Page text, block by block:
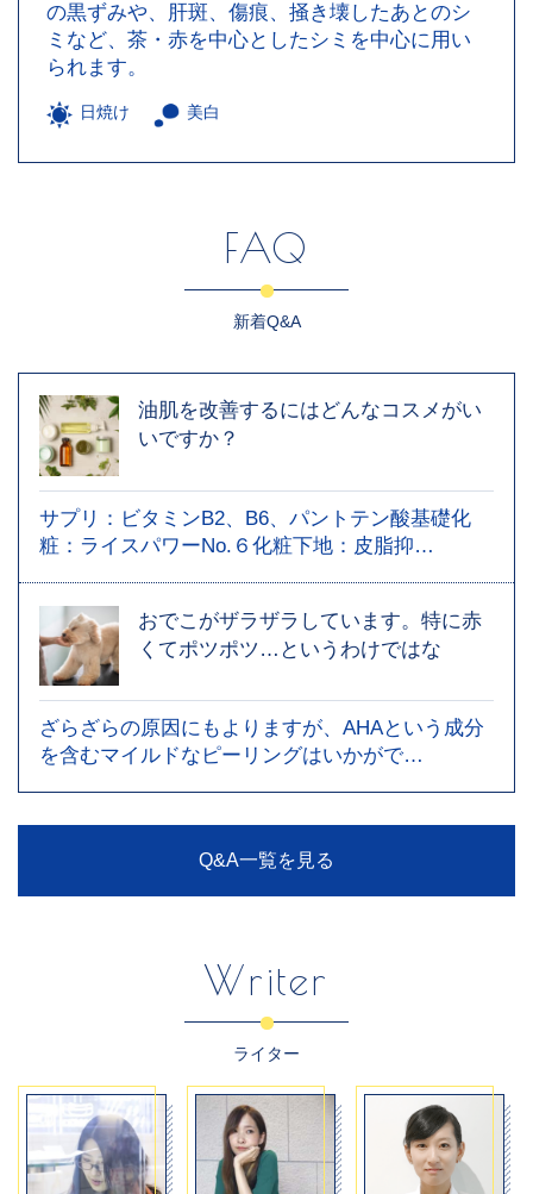
の黒ずみや、肝斑、傷痕、掻き壊したあとのシ
ミなど、茶・赤を中心としたシミを中心に用い
られます。
日焼け 美白
FAQ
新着Q&A
油肌を改善するにはどんなコスメがい
いですか？
サプリ：ビタミンB2、B6、パントテン酸基礎化
粧：ライスパワーNo.６化粧下地：皮脂抑…
おでこがザラザラしています。特に赤
くてポツポツ…というわけではな
ざらざらの原因にもよりますが、AHAという成分
を含むマイルドなピーリングはいかがで…
Q&A一覧を見る
Writer
ライター